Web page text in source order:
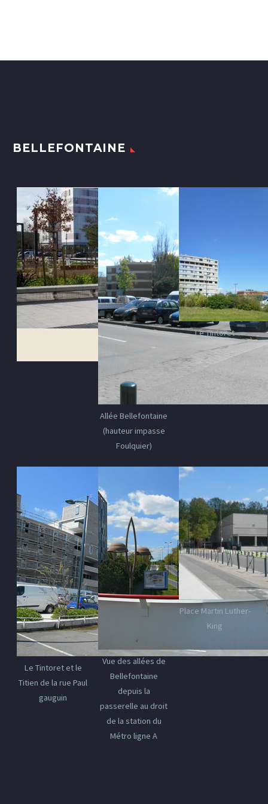
BELLEFONTAINE
Allée Bellefontaine
(hauteur impasse
Foulquier)
Le Tintoret
Le Tintoret et le
Titien de la rue Paul
gauguin
Vue des allées de
Bellefontaine
depuis la
passerelle au droit
de la station du
Métro ligne A
Place Martin Luther-
King